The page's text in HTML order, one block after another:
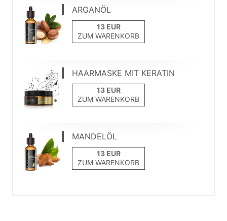
ARGANÖL
ZUM WARENKORB
HAARMASKE MIT KERATIN
ZUM WARENKORB
MANDELÖL
ZUM WARENKORB